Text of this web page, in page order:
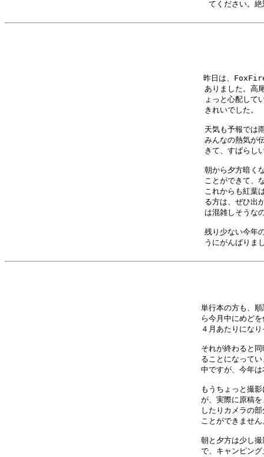
てください
昨日は、
ありました。高
ょっと心配して
きれ
天気も予報では
みんなの熱気が
きて、すば
朝から夕方暗く
ことができて、
これからも紅葉
る方は、ぜひ出
は混雑しそう
残り少ない今年
うにが
単行本の方も、
ら今月中にめど
４月あたりに
それが終わると
ることになって
中ですが、今年
もうちょっと撮
が、実際に原稿
したりカメラの
ことが
朝と夕方は少し
で、キャンピン